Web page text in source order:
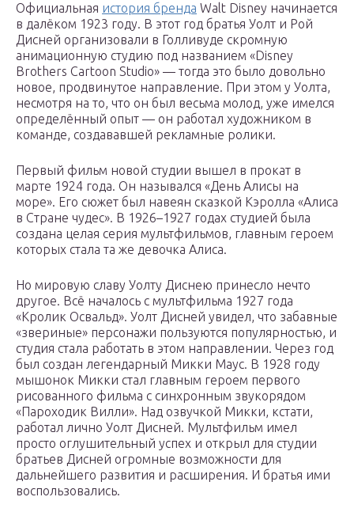
Официальная история бренда Walt Disney начинается
в далёком 1923 году. В этот год братья Уолт и Рой
Дисней организовали в Голливуде скромную
анимационную студию под названием «Disney
Brothers Cartoon Studio» — тогда это было довольно
новое, продвинутое направление. При этом у Уолта,
несмотря на то, что он был весьма молод, уже имелся
определённый опыт — он работал художником в
команде, создававшей рекламные ролики.
Первый фильм новой студии вышел в прокат в
марте 1924 года. Он назывался «День Алисы на
море». Его сюжет был навеян сказкой Кэролла «Алиса
в Стране чудес». В 1926–1927 годах студией была
создана целая серия мультфильмов, главным героем
которых стала та же девочка Алиса.
Но мировую славу Уолту Диснею принесло нечто
другое. Всё началось с мультфильма 1927 года
«Кролик Освальд». Уолт Дисней увидел, что забавные
«звериные» персонажи пользуются популярностью, и
студия стала работать в этом направлении. Через год
был создан легендарный Микки Маус. В 1928 году
мышонок Микки стал главным героем первого
рисованного фильма с синхронным звукорядом
«Пароходик Вилли». Над озвучкой Микки, кстати,
работал лично Уолт Дисней. Мультфильм имел
просто оглушительный успех и открыл для студии
братьев Дисней огромные возможности для
дальнейшего развития и расширения. И братья ими
воспользовались.